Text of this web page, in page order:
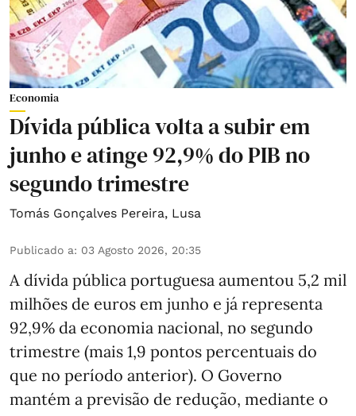
Economia
Dívida pública volta a subir em
junho e atinge 92,9% do PIB no
segundo trimestre
Tomás Gonçalves Pereira, Lusa
Publicado a: 03 Agosto 2026, 20:35
A dívida pública portuguesa aumentou 5,2 mil
milhões de euros em junho e já representa
92,9% da economia nacional, no segundo
trimestre (mais 1,9 pontos percentuais do
que no período anterior). O Governo
mantém a previsão de redução, mediante o